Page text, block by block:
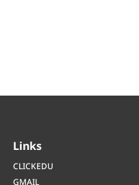
Links
CLICKEDU
GMAIL